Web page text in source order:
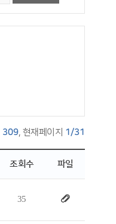
309, 현재페이지 1/31
조회수 파일
35